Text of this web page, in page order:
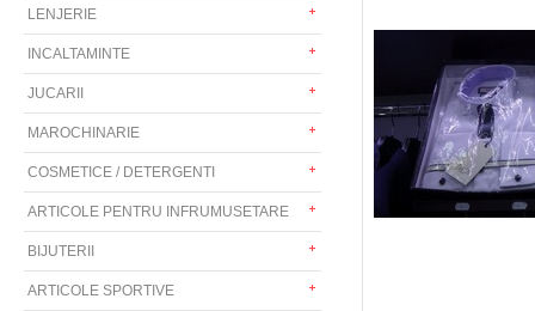
LENJERIE
INCALTAMINTE
JUCARII
MAROCHINARIE
COSMETICE / DETERGENTI
ARTICOLE PENTRU INFRUMUSETARE
BIJUTERII
ARTICOLE SPORTIVE